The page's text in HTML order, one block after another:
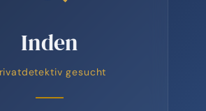
Inden
gesucht